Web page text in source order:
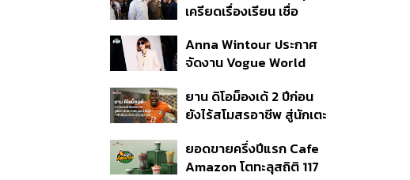
เครียดเรื่องเรียน เชื่อ
กระสุนอีกกว่า 30 นัด หาก
ไม่จบชีวิตตัวเองอาจสูญ
Anna Wintour ประกาศ
จัดงาน Vogue World
ยาน ดิโอม็องเด้ 2 ปีก่อน
ยังไร้สโมสรอาชีพ สู่นักเตะ
สัญญาถึงน้องสาวผู้ล่วง
ลับ
ยอดขายครึ่งปีแรก Cafe
Amazon โตทะลุสถิติ 117